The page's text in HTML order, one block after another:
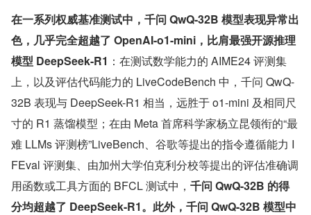
在一系列权威基准测试中，千问 QwQ-32B 模型表现异常出
色，几乎完全超越了 OpenAI-o1-mini，比肩最强开源推理
模型 DeepSeek-R1 ：在测试数学能力的 AIME24 评测集
上，以及评估代码能力的 LiveCodeBench 中，千问 QwQ-
32B 表现与 DeepSeek-R1 相当，远胜于 o1-mini 及相同尺
寸的 R1 蒸馏模型；在由 Meta 首席科学家杨立昆领衔的“最
难 LLMs 评测榜”LiveBench、谷歌等提出的指令遵循能力 I
FEval 评测集、由加州大学伯克利分校等提出的评估准确调
用函数或工具方面的 BFCL 测试中， 千问 QwQ-32B 的得
分均超越了 DeepSeek-R1。此外，千问 QwQ-32B 模型中